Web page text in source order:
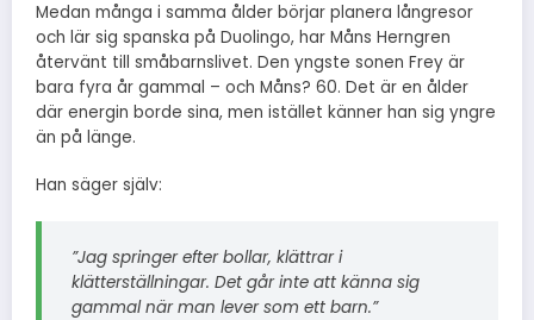
Medan många i samma ålder börjar planera långresor
och lär sig spanska på Duolingo, har Måns Herngren
återvänt till småbarnslivet. Den yngste sonen Frey är
bara fyra år gammal – och Måns? 60. Det är en ålder
där energin borde sina, men istället känner han sig yngre
än på länge.
Han säger själv:
”Jag springer efter bollar, klättrar i
klätterställningar. Det går inte att känna sig
gammal när man lever som ett barn.”